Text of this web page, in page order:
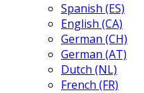
Spanish (ES)
English (CA)
German (CH)
German (AT)
Dutch (NL)
French (FR)